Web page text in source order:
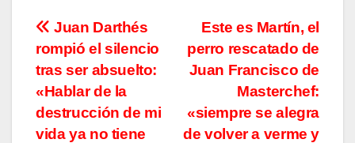
Navegación
de
entradas
Este es Martín, el
perro rescatado de
Juan Francisco de
Masterchef:
«siempre se alegra
de volver a verme y
Juan Darthés
rompió el silencio
tras ser absuelto:
«Hablar de la
destrucción de mi
vida ya no tiene